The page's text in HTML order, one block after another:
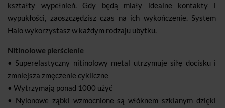
kształty wypełnień. Gdy będą miały idealne kontakty i
wypukłości, zaoszczędzisz czas na ich wykończenie. System
Halo wykorzystasz w każdym rodzaju ubytku.
Nitinolowe pierścienie
• Superelastyczny nitinolowy metal utrzymuje siłę docisku i
zmniejsza zmęczenie cykliczne
• Wytrzymają ponad 1000 użyć
• Nylonowe ząbki wzmocnione są włóknem szklanym dzięki